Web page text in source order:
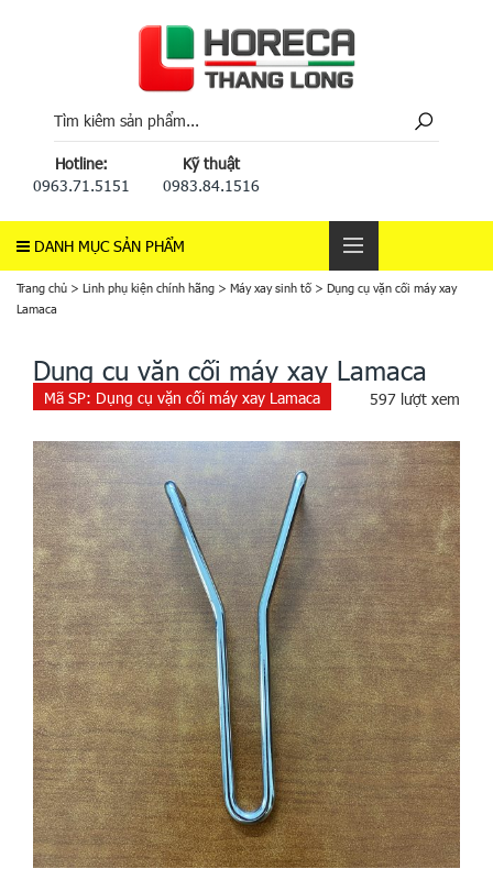
Hotline:
0963.71.5151
Kỹ thuật
0983.84.1516
DANH MỤC SẢN PHẨM
Trang chủ > Linh phụ kiện chính hãng > Máy xay sinh tố > Dụng cụ vặn cối máy xay
Lamaca
Dụng cụ vặn cối máy xay Lamaca
Mã SP: Dụng cụ vặn cối máy xay Lamaca 597 lượt xem